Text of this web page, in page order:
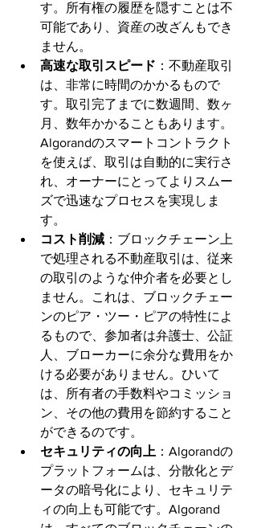
す。所有権の履歴を隠すことは不
可能であり、資産の改ざんもでき
ません。
高速な取引スピード ：不動産取引
は、非常に時間のかかるもので
す。取引完了までに数週間、数ヶ
月、数年かかることもあります。
Algorandのスマートコントラクト
を使えば、取引は自動的に実行さ
れ、オーナーにとってよりスムー
ズで迅速なプロセスを実現しま
す。
コスト削減 ：ブロックチェーン上
で処理される不動産取引は、従来
の取引のような仲介者を必要とし
ません。これは、ブロックチェー
ンのピア・ツー・ピアの特性によ
るもので、参加者は弁護士、公証
人、ブローカーに余分な費用をか
ける必要がありません。ひいて
は、所有者の手数料やコミッショ
ン、その他の費用を節約すること
ができるのです。
セキュリティの向上 ：Algorandの
プラットフォームは、分散化とデ
ータの暗号化により、セキュリテ
ィの向上も可能です。Algorand